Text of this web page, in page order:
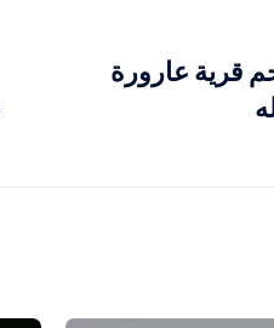
قرية عارورة